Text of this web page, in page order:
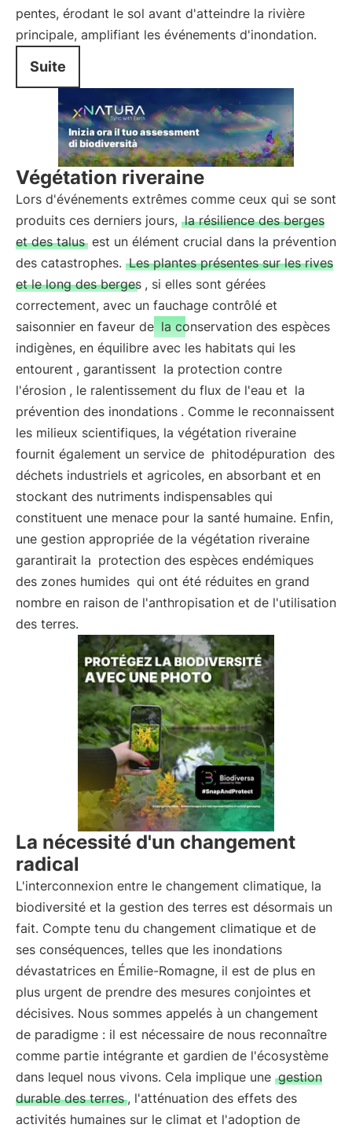
pentes, érodant le sol avant d'atteindre la rivière
principale, amplifiant les événements d'inondation.
Suite
Végétation riveraine
Lors d'événements extrêmes comme ceux qui se sont
produits ces derniers jours, la résilience des berges
et des talus est un élément crucial dans la prévention
des catastrophes. Les plantes présentes sur les rives
et le long des berges , si elles sont gérées
correctement, avec un fauchage contrôlé et
saisonnier en faveur de la conservation des espèces
indigènes, en équilibre avec les habitats qui les
entourent , garantissent la protection contre
l'érosion , le ralentissement du flux de l'eau et la
prévention des inondations . Comme le reconnaissent
les milieux scientifiques, la végétation riveraine
fournit également un service de phitodépuration des
déchets industriels et agricoles, en absorbant et en
stockant des nutriments indispensables qui
constituent une menace pour la santé humaine. Enfin,
une gestion appropriée de la végétation riveraine
garantirait la protection des espèces endémiques
des zones humides qui ont été réduites en grand
nombre en raison de l'anthropisation et de l'utilisation
des terres.
La nécessité d'un changement
radical
L'interconnexion entre le changement climatique, la
biodiversité et la gestion des terres est désormais un
fait. Compte tenu du changement climatique et de
ses conséquences, telles que les inondations
dévastatrices en Émilie-Romagne, il est de plus en
plus urgent de prendre des mesures conjointes et
décisives. Nous sommes appelés à un changement
de paradigme : il est nécessaire de nous reconnaître
comme partie intégrante et gardien de l'écosystème
dans lequel nous vivons. Cela implique une gestion
durable des terres , l'atténuation des effets des
activités humaines sur le climat et l'adoption de